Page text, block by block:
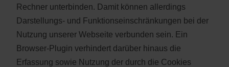
Rechner unterbinden. Damit können allerdings
Darstellungs- und Funktionseinschränkungen bei der
Nutzung unserer Webseite verbunden sein. Ein
Browser-Plugin verhindert darüber hinaus die
Erfassung sowie Nutzung der durch die Cookies